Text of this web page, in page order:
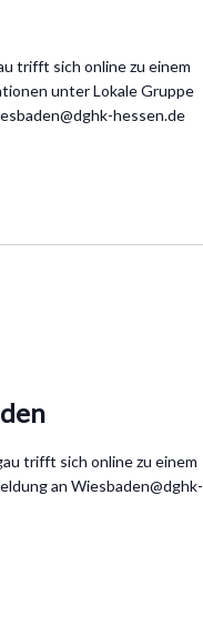
trifft sich online zu einem
unter Lokale Gruppe
hessen.de
trifft sich online zu einem
an Wiesbaden@dghk-